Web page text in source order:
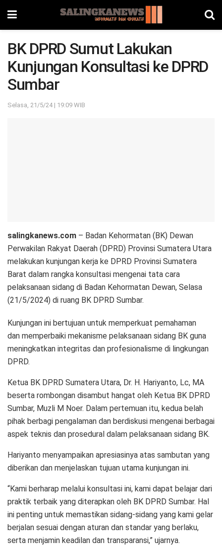
BK DPRD Sumut Lakukan
Kunjungan Konsultasi ke DPRD
Sumbar
Selasa, 21/5/24 | 19:09 WIB
salingkanews.com – Badan Kehormatan (BK) Dewan
Perwakilan Rakyat Daerah (DPRD) Provinsi Sumatera Utara
melakukan kunjungan kerja ke DPRD Provinsi Sumatera
Barat dalam rangka konsultasi mengenai tata cara
pelaksanaan sidang di Badan Kehormatan Dewan, Selasa
(21/5/2024) di ruang BK DPRD Sumbar.
Kunjungan ini bertujuan untuk memperkuat pemahaman
dan memperbaiki mekanisme pelaksanaan sidang BK guna
meningkatkan integritas dan profesionalisme di lingkungan
DPRD.
Ketua BK DPRD Sumatera Utara, Dr. H. Hariyanto, Lc, MA
beserta rombongan disambut hangat oleh Ketua BK DPRD
Sumbar, Muzli M Noer. Dalam pertemuan itu, kedua belah
pihak berbagi pengalaman dan berdiskusi mengenai berbagai
aspek teknis dan prosedural dalam pelaksanaan sidang BK.
Hariyanto menyampaikan apresiasinya atas sambutan yang
diberikan dan menjelaskan tujuan utama kunjungan ini.
“Kami berharap melalui konsultasi ini, kami dapat belajar dari
praktik terbaik yang diterapkan oleh BK DPRD Sumbar. Hal
ini penting untuk memastikan sidang-sidang yang kami gelar
berjalan sesuai dengan aturan dan standar yang berlaku,
serta menjamin keadilan dan transparansi,” ujarnya.